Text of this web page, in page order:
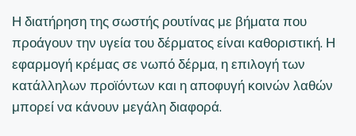
Η διατήρηση της σωστής ρουτίνας με βήματα που
προάγουν την υγεία του δέρματος είναι καθοριστική. Η
εφαρμογή κρέμας σε νωπό δέρμα, η επιλογή των
κατάλληλων προϊόντων και η αποφυγή κοινών λαθών
μπορεί να κάνουν μεγάλη διαφορά.